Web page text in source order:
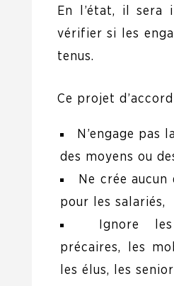
En l’état, il sera
vérifier si les
tenus.
Ce projet
N’engage pas
des moyens ou
Ne crée
pour les salariés,
Ignore
précaires, les
les élus, les